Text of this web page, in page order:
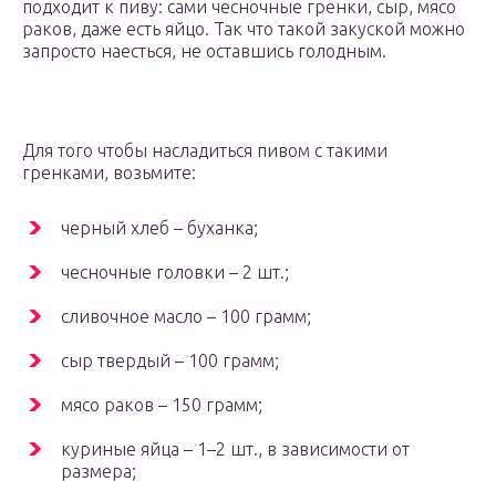
подходит к пиву: сами чесночные гренки, сыр, мясо
раков, даже есть яйцо. Так что такой закуской можно
запросто наесться, не оставшись голодным.
Для того чтобы насладиться пивом с такими
гренками, возьмите:
черный хлеб – буханка;
чесночные головки – 2 шт.;
сливочное масло – 100 грамм;
сыр твердый – 100 грамм;
мясо раков – 150 грамм;
куриные яйца – 1–2 шт., в зависимости от
размера;